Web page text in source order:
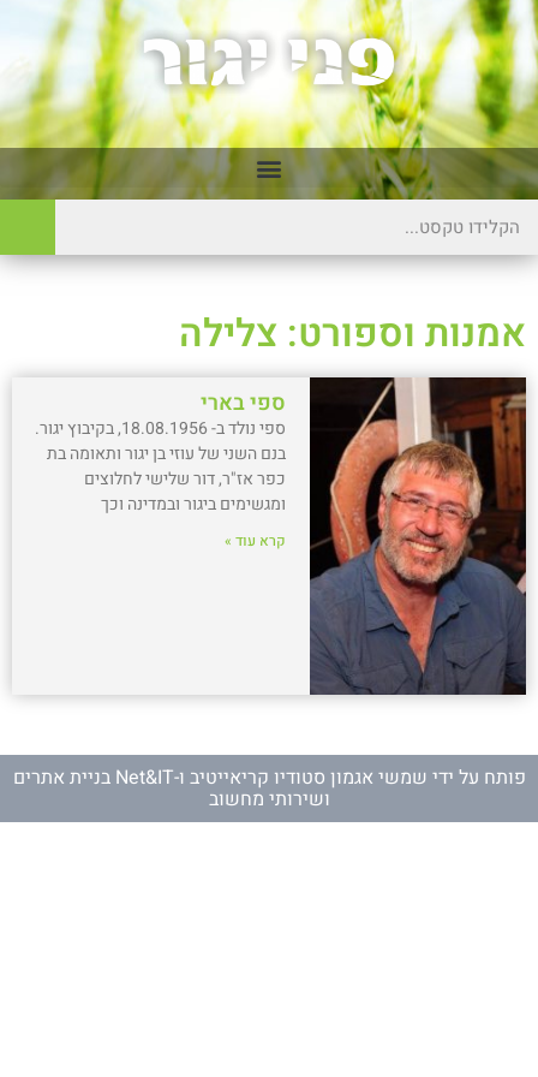
אמנות וספורט: צלילה
ספי בארי
ספי נולד ב- 18.08.1956, בקיבוץ יגור.
בנם השני של עוזי בן יגור ותאומה בת
כפר אז"ר, דור שלישי לחלוצים
ומגשימים ביגור ובמדינה וכך
קרא עוד »
פותח על ידי שמשי אגמון סטודיו קריאייטיב ו- Net&IT בניית אתרים
ושירותי מחשוב